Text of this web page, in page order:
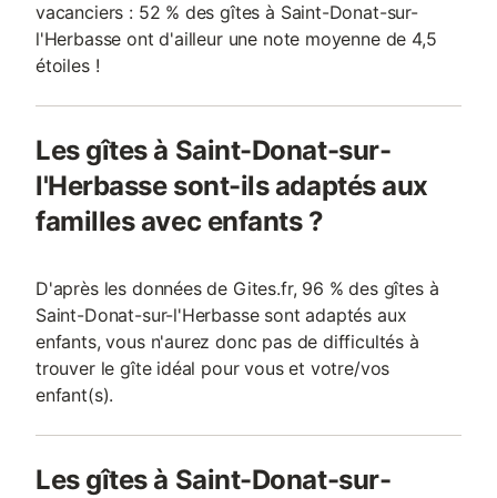
vacanciers : 52 % des gîtes à Saint-Donat-sur-
l'Herbasse ont d'ailleur une note moyenne de 4,5
étoiles !
Les gîtes à Saint-Donat-sur-
l'Herbasse sont-ils adaptés aux
familles avec enfants ?
D'après les données de Gites.fr, 96 % des gîtes à
Saint-Donat-sur-l'Herbasse sont adaptés aux
enfants, vous n'aurez donc pas de difficultés à
trouver le gîte idéal pour vous et votre/vos
enfant(s).
Les gîtes à Saint-Donat-sur-